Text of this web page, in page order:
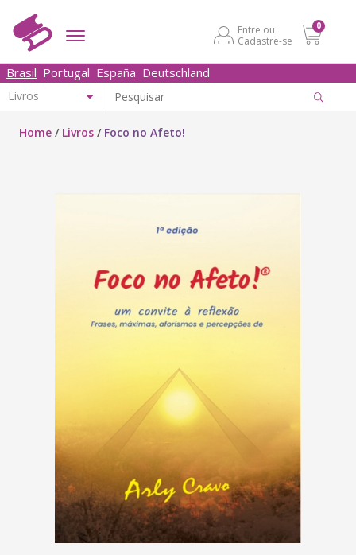
Entre ou
Cadastre-se
0
Brasil Portugal España Deutschland
Home / Livros / Foco no Afeto!